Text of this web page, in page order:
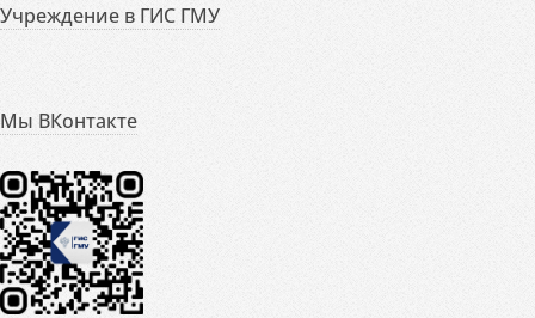
Учреждение в ГИС ГМУ
Мы ВКонтакте